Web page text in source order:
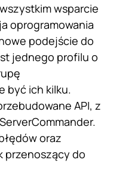
wsparcie
oprogramowania
podejście do
jednego profilu o
być ich kilku.
API, z
oraz
przenoszący do